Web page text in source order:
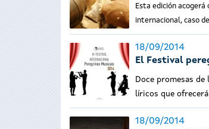
Esta edición
internacional, caso
18/09/2014
El Festival
Doce promesas
líricos que
18/09/2014